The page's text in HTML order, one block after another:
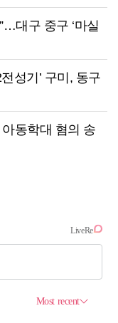
대구 중구 ‘마실
성기’ 구미, 동구
동학대 혐의 송